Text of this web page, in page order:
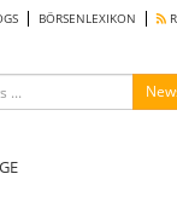
BÖRSENLEXIKON